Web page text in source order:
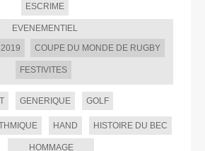
ESCRIME
EVENEMENTIEL
COUPE DU MONDE DE RUGBY
FESTIVITES
GENERIQUE GOLF
HAND HISTOIRE DU BEC
HOMMAGE